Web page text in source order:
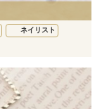
ネイリスト